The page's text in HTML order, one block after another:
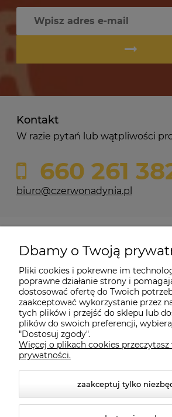
Kontakt
W razie pytań lub wątpliwości
660 261
biuro@czerwonadynia.pl
Moje konto
O firmie
Czerwona Dynia|ul. Konarskiego 9a|
Dbamy o Twoją
Pliki cookies i pokrewne im
poprawne działanie strony i
dostosować ofertę do Twoich
zaakceptować wykorzystanie przez
tych plików i przejść do sklepu lub
plików do swoich preferencji,
"Dostosuj zgody".
Więcej o plikach cookies
prywatności.
zaakceptuj tylko